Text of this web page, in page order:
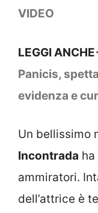
VIDEO
LEGGI
Panicis,
evidenza e
Un bellissimo
Incontrada
ammiratori.
dell’attrice è